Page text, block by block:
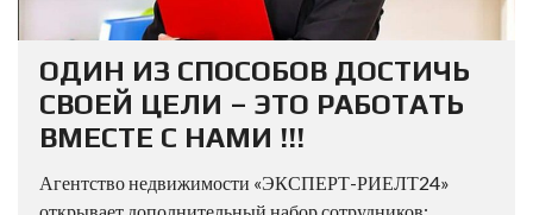
ОДИН ИЗ СПОСОБОВ ДОСТИЧЬ
СВОЕЙ ЦЕЛИ – ЭТО РАБОТАТЬ
ВМЕСТЕ С НАМИ !!!
Агентство недвижимости «ЭКСПЕРТ-РИЕЛТ24»